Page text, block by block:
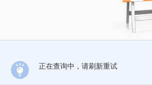
正在查询中，请刷新重试